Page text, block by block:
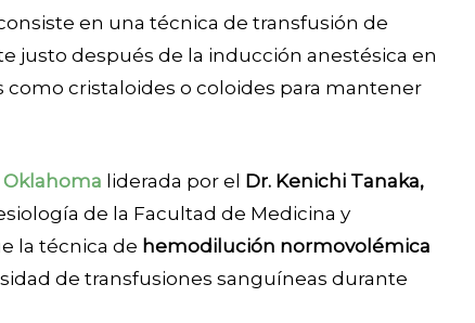
en una técnica de transfusión de
justo después de la inducción anestésica en
cristaloides o coloides para mantener
liderada por el Dr. Kenichi Tanaka,
de la Facultad de Medicina y
la técnica de hemodilución normovolémica
de transfusiones sanguíneas durante